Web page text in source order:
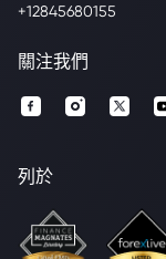
+12845680155
關注我們
列於